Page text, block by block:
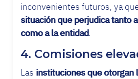
inconvenientes futuros, ya
situación que perjudica tanto
como a la entidad.
4. Comisiones
Las instituciones que otorgan